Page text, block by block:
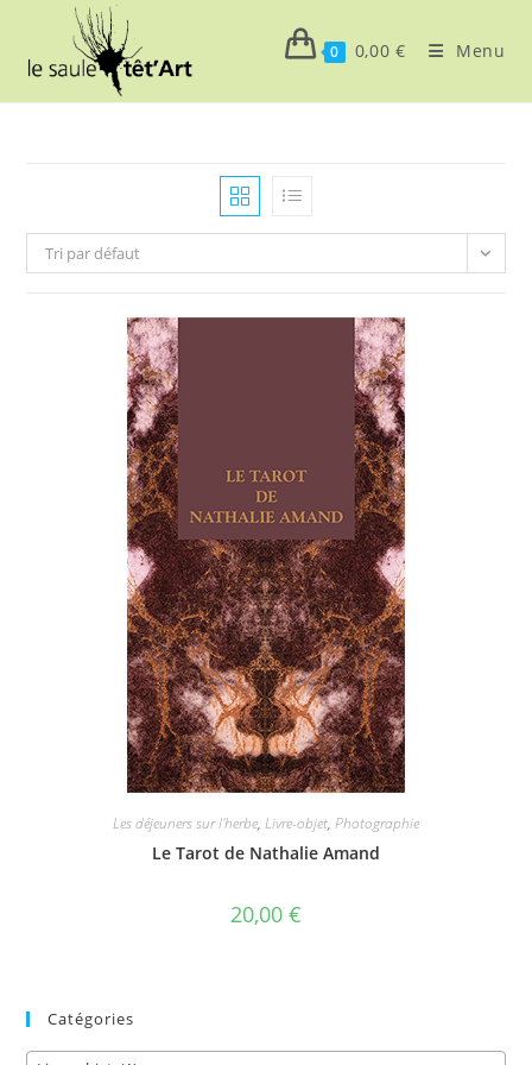
content
0 0,00 € Menu
Tri par défaut
Les déjeuners sur l'herbe, Livre-objet, Photographie
Le Tarot de Nathalie Amand
20,00 €
Catégories